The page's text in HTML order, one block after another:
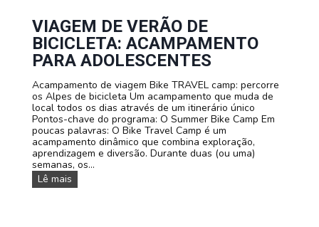
a
b
l
r
e
t
s
d
e
f
é
r
a
s
d
e
e
s
c
a
VIAGEM DE VERÃO DE
BICICLETA: ACAMPAMENTO
PARA ADOLESCENTES
Acampamento de viagem Bike TRAVEL camp: percorre
os Alpes de bicicleta Um acampamento que muda de
local todos os dias através de um itinerário único
Pontos-chave do programa: O Summer Bike Camp Em
poucas palavras: O Bike Travel Camp é um
acampamento dinâmico que combina exploração,
aprendizagem e diversão. Durante duas (ou uma)
semanas, os...
Lê mais
i